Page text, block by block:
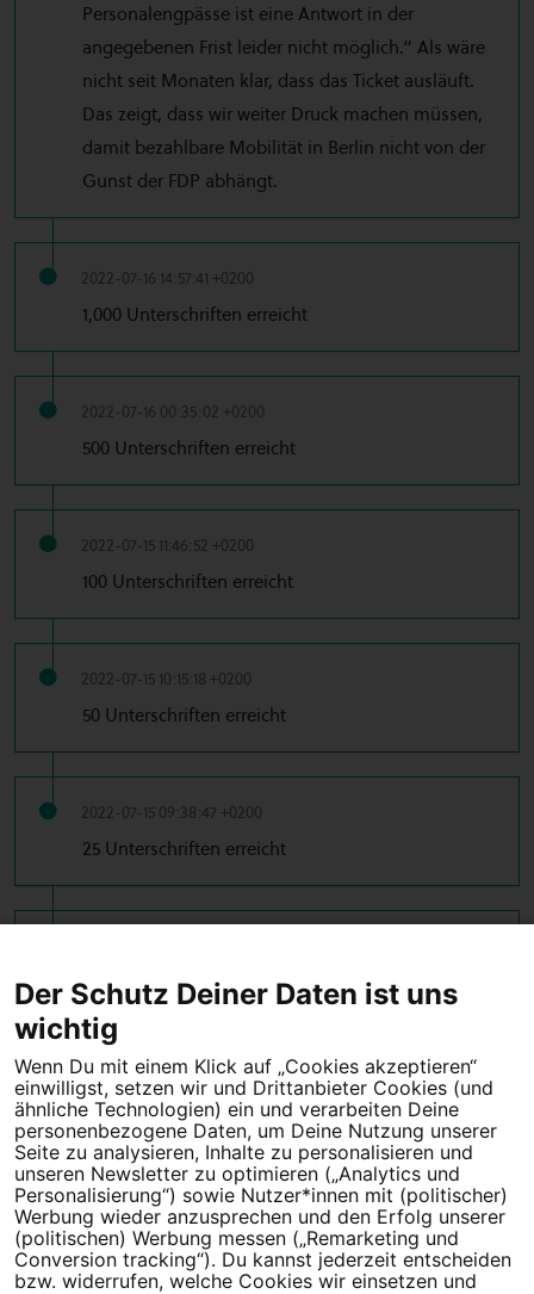
Personalengpässe ist eine Antwort in der
angegebenen Frist leider nicht möglich.“ Als wäre
nicht seit Monaten klar, dass das Ticket ausläuft.
Das zeigt, dass wir weiter Druck machen müssen,
damit bezahlbare Mobilität in Berlin nicht von der
Gunst der FDP abhängt.
2022-07-16 14:57:41 +0200
1,000 Unterschriften erreicht
2022-07-16 00:35:02 +0200
500 Unterschriften erreicht
2022-07-15 11:46:52 +0200
100 Unterschriften erreicht
2022-07-15 10:15:18 +0200
50 Unterschriften erreicht
2022-07-15 09:38:47 +0200
25 Unterschriften erreicht
10 Unterschriften erreicht
Tipps für deine Petition
Darum WeAct
Partnerprogramm
Erfolgreiche Petitionen
FAQs
Nutzungsbedingungen
Der Schutz Deiner Daten ist uns
wichtig
Wenn Du mit einem Klick auf „Cookies akzeptieren“
einwilligst, setzen wir und Drittanbieter Cookies (und
ähnliche Technologien) ein und verarbeiten Deine
personenbezogene Daten, um Deine Nutzung unserer
Seite zu analysieren, Inhalte zu personalisieren und
unseren Newsletter zu optimieren („Analytics und
Personalisierung“) sowie Nutzer*innen mit (politischer)
Werbung wieder anzusprechen und den Erfolg unserer
(politischen) Werbung messen („Remarketing und
Conversion tracking“). Du kannst jederzeit entscheiden
bzw. widerrufen, welche Cookies wir einsetzen und